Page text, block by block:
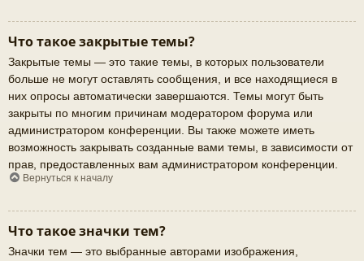
Что такое закрытые темы?
Закрытые темы — это такие темы, в которых пользователи
больше не могут оставлять сообщения, и все находящиеся в
них опросы автоматически завершаются. Темы могут быть
закрыты по многим причинам модератором форума или
администратором конференции. Вы также можете иметь
возможность закрывать созданные вами темы, в зависимости от
прав, предоставленных вам администратором конференции.
Вернуться к началу
Что такое значки тем?
Значки тем — это выбранные авторами изображения,